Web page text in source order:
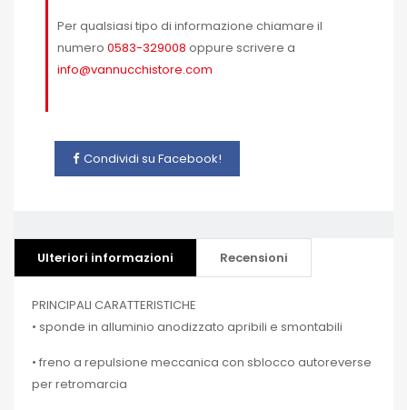
Per qualsiasi tipo di informazione chiamare il
numero 0583-329008 oppure scrivere a
info@vannucchistore.com
Condividi su Facebook!
Ulteriori informazioni Recensioni
PRINCIPALI CARATTERISTICHE
• sponde in alluminio anodizzato apribili e smontabili
• freno a repulsione meccanica con sblocco autoreverse
per retromarcia